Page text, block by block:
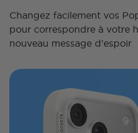
Changez facilement vos
pour correspondre à votre
nouveau message d’espoir